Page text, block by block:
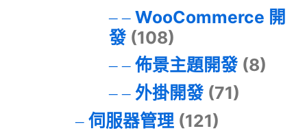
WooCommerce 開
發(108)
佈景主題開發(8)
外掛開發(71)
伺服器管理(121)